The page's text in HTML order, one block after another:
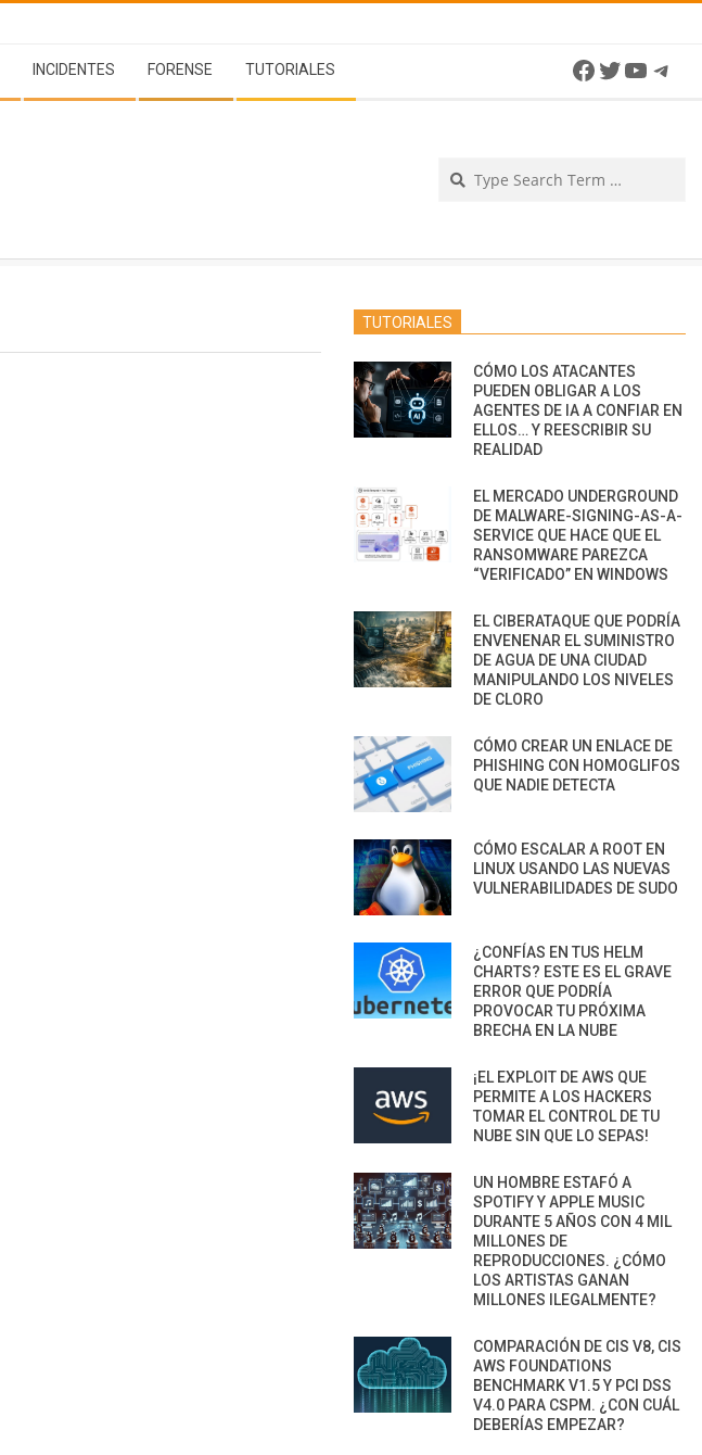
INCIDENTES FORENSE TUTORIALES Facebook
Twitter
TUTORIALES
CÓMO LOS ATACANTES
PUEDEN OBLIGAR A LOS
AGENTES DE IA A CONFIAR EN
ELLOS… Y REESCRIBIR SU
REALIDAD
EL MERCADO UNDERGROUND
DE MALWARE-SIGNING-AS-A-
SERVICE QUE HACE QUE EL
RANSOMWARE PAREZCA
“VERIFICADO” EN WINDOWS
EL CIBERATAQUE QUE PODRÍA
ENVENENAR EL SUMINISTRO
DE AGUA DE UNA CIUDAD
MANIPULANDO LOS NIVELES
DE CLORO
CÓMO CREAR UN ENLACE DE
PHISHING CON HOMOGLIFOS
QUE NADIE DETECTA
CÓMO ESCALAR A ROOT EN
LINUX USANDO LAS NUEVAS
VULNERABILIDADES DE SUDO
¿CONFÍAS EN TUS HELM
CHARTS? ESTE ES EL GRAVE
ERROR QUE PODRÍA
PROVOCAR TU PRÓXIMA
BRECHA EN LA NUBE
¡EL EXPLOIT DE AWS QUE
PERMITE A LOS HACKERS
TOMAR EL CONTROL DE TU
NUBE SIN QUE LO SEPAS!
UN HOMBRE ESTAFÓ A
SPOTIFY Y APPLE MUSIC
DURANTE 5 AÑOS CON 4 MIL
MILLONES DE
REPRODUCCIONES. ¿CÓMO
LOS ARTISTAS GANAN
MILLONES ILEGALMENTE?
COMPARACIÓN DE CIS V8, CIS
AWS FOUNDATIONS
BENCHMARK V1.5 Y PCI DSS
V4.0 PARA CSPM. ¿CON CUÁL
DEBERÍAS EMPEZAR?